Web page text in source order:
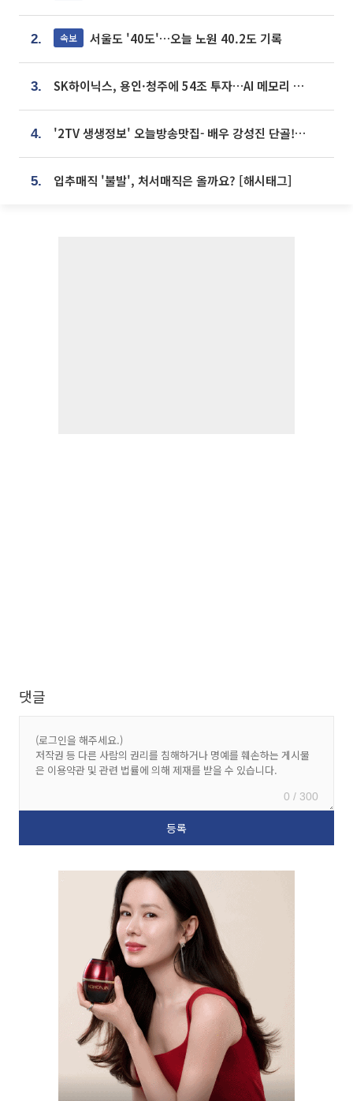
2. 속보 서울도 '40도'…오늘 노원 40.2도 기록
3. SK하이닉스, 용인·청주에 54조 투자…AI 메모리 생산기지 키운다
4. '2TV 생생정보' 오늘방송맛집- 배우 강성진 단골! 쌀국수ㆍ푸팟퐁 커리 맛집 '블○○○'
5. 입추매직 '불발', 처서매직은 올까요? [해시태그]
댓글
0 / 300